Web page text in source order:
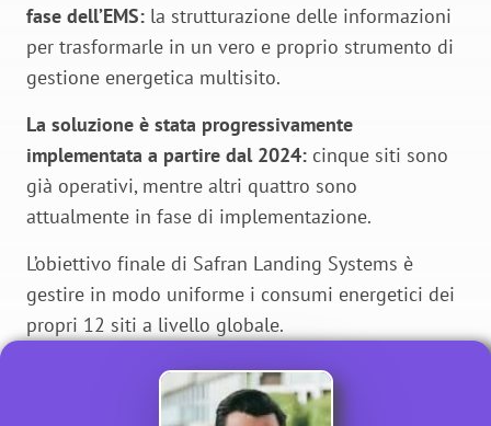
fase dell’EMS: la strutturazione delle informazioni
per trasformarle in un vero e proprio strumento di
gestione energetica multisito.
La soluzione è stata progressivamente
implementata a partire dal 2024: cinque siti sono
già operativi, mentre altri quattro sono
attualmente in fase di implementazione.
L’obiettivo finale di Safran Landing Systems è
gestire in modo uniforme i consumi energetici dei
propri 12 siti a livello globale.